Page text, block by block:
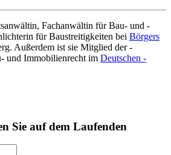
Fachanwältin für Bau- und
für Baustreitigkeiten bei Börgers
Außerdem ist sie Mitglied der
und Immobilienrecht im Deutschen ­
Sie auf dem Laufenden